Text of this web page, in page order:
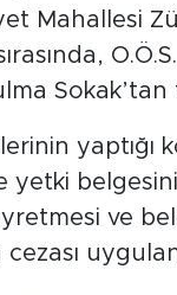
Mahallesi
yetki
ve